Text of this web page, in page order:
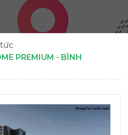
PREMIUM - BÌNH